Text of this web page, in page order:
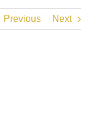
Previous Next